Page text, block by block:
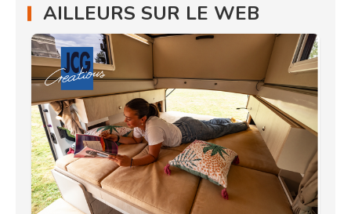
AILLEURS SUR LE WEB